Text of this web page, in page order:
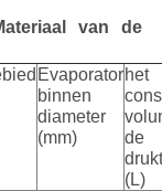
van de
Evaporator
binnen
diameter
(mm)
het
de
(L)